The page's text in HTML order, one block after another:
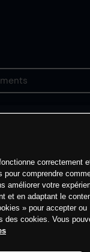
correctement
pour comprendre
améliorer votre
et en adaptant le
» pour accepter ou
des cookies. Vous